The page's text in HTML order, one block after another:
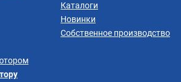
Каталоги
Новинки
Собственное производство